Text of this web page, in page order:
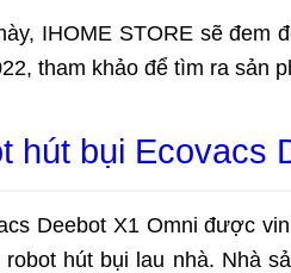
IHOME STORE sẽ đem
tham khảo để tìm ra sản
hút bụi Ecovacs
Deebot X1 Omni được
robot hút bụi lau nhà. Nhà